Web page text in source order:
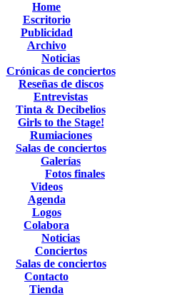
Home
Escritorio
Publicidad
Archivo
Noticias
Crónicas de conciertos
Reseñas de discos
Entrevistas
Tinta & Decibelios
Girls to the Stage!
Rumiaciones
Salas de conciertos
Galerías
Fotos finales
Videos
Agenda
Logos
Colabora
Noticias
Conciertos
Salas de conciertos
Contacto
Tienda